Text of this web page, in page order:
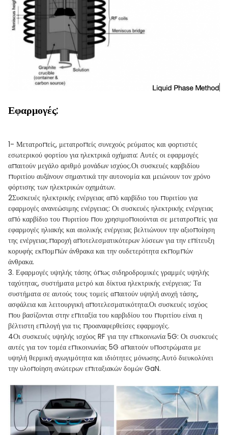
Εφαρμογές:
1- Μετατροπείς, μετατροπείς συνεχούς ρεύματος και φορτιστές
εσωτερικού φορτίου για ηλεκτρικά οχήματα: Αυτές οι εφαρμογές
απαιτούν μεγάλο αριθμό μονάδων ισχύος.Οι συσκευές καρβιδίου
πυριτίου αυξάνουν σημαντικά την αυτονομία και μειώνουν τον χρόνο
φόρτισης των ηλεκτρικών οχημάτων.
2Συσκευές ηλεκτρικής ενέργειας από καρβίδιο του πυριτίου για
εφαρμογές ανανεώσιμης ενέργειας: Οι συσκευές ηλεκτρικής ενέργειας
από καρβίδιο του πυριτίου που χρησιμοποιούνται σε μετατροπείς για
εφαρμογές ηλιακής και αιολικής ενέργειας βελτιώνουν την αξιοποίηση
της ενέργειας.παροχή αποτελεσματικότερων λύσεων για την επίτευξη
κορυφής εκπομπών άνθρακα και την ουδετερότητα εκπομπών
άνθρακα.
3. Εφαρμογές υψηλής τάσης όπως σιδηροδρομικές γραμμές υψηλής
ταχύτητας, συστήματα μετρό και δίκτυα ηλεκτρικής ενέργειας: Τα
συστήματα σε αυτούς τους τομείς απαιτούν υψηλή ανοχή τάσης,
ασφάλεια και λειτουργική αποτελεσματικότητα.Οι συσκευές ισχύος
που βασίζονται στην επιταξία του καρβιδίου του πυριτίου είναι η
βέλτιστη επιλογή για τις προαναφερθείσες εφαρμογές.
4Οι συσκευές υψηλής ισχύος RF για την επικοινωνία 5G: Οι συσκευές
αυτές για τον τομέα επικοινωνίας 5G απαιτούν υποστρώματα με
υψηλή θερμική αγωγιμότητα και ιδιότητες μόνωσης.Αυτό διευκολύνει
την υλοποίηση ανώτερων επιταξιακών δομών GaN.